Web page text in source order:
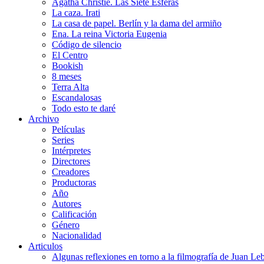
Agatha Christie. Las Siete Esferas
La caza. Irati
La casa de papel. Berlín y la dama del armiño
Ena. La reina Victoria Eugenia
Código de silencio
El Centro
Bookish
8 meses
Terra Alta
Escandalosas
Todo esto te daré
Archivo
Películas
Series
Intérpretes
Directores
Creadores
Productoras
Año
Autores
Calificación
Género
Nacionalidad
Articulos
Algunas reflexiones en torno a la filmografía de Juan